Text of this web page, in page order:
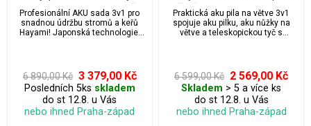
mazáním, teleskopická tyč a
kufr + 2x baterie 48V,
náhradní řetězy, brýle,
Profesionální AKU sada 3v1 pro
snadnou údržbu stromů a keřů
Hayami! Japonská technologie,
nasadit na teleskopickou tyč pro
bezpečný dosah do výšek. Sada
obsahuje 2x 48V baterii, 2 x
náhradní řetěz a spoustu
příslušenství. Ideální pro
zahradníky i domácí kutily!
6 890,00 Kč 3 379,00 Kč
Posledních 5ks skladem
do st 12.8. u Vás
nebo ihned Praha-západ
tyč až 4 m + 2x baterie, aku
pilka
Praktická aku pila na větve 3v1
spojuje aku pilku, aku nůžky na
větve a teleskopickou tyč s
pila a aku prořezávač větví jsou
ideální jako vyvětvovací sada pro
každou zahradu – bez benzínu,
bez kabelů a s maximálním
pohodlím.
6 599,00 Kč 2 569,00 Kč
Skladem > 5 a více ks
do st 12.8. u Vás
nebo ihned Praha-západ